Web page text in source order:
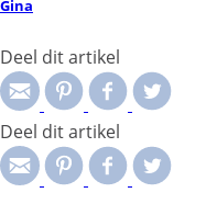
Gina
Deel dit artikel
Deel dit artikel